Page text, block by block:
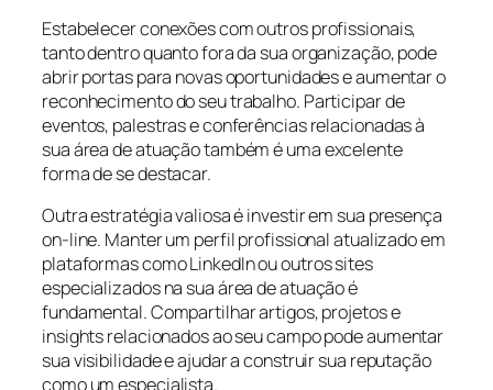
Estabelecer conexões com outros profissionais,
tanto dentro quanto fora da sua organização, pode
abrir portas para novas oportunidades e aumentar o
reconhecimento do seu trabalho. Participar de
eventos, palestras e conferências relacionadas à
sua área de atuação também é uma excelente
forma de se destacar.
Outra estratégia valiosa é investir em sua presença
on-line. Manter um perfil profissional atualizado em
plataformas como LinkedIn ou outros sites
especializados na sua área de atuação é
fundamental. Compartilhar artigos, projetos e
insights relacionados ao seu campo pode aumentar
sua visibilidade e ajudar a construir sua reputação
como um especialista.